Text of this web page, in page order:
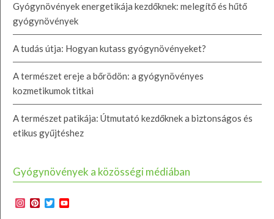
Gyógynövények energetikája kezdőknek: melegítő és hűtő
gyógynövények
A tudás útja: Hogyan kutass gyógynövényeket?
A természet ereje a bőrödön: a gyógynövényes
kozmetikumok titkai
A természet patikája: Útmutató kezdőknek a biztonságos és
etikus gyűjtéshez
Gyógynövények a közösségi médiában
Instagram
Pinterest
Twitter